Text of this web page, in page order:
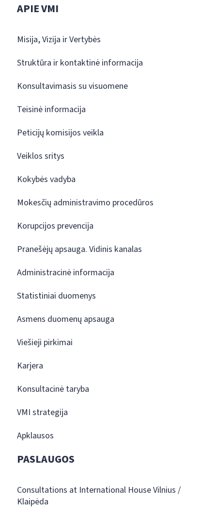
APIE VMI
Misija, Vizija ir Vertybės
Struktūra ir kontaktinė informacija
Konsultavimasis su visuomene
Teisinė informacija
Peticijų komisijos veikla
Veiklos sritys
Kokybės vadyba
Mokesčių administravimo procedūros
Korupcijos prevencija
Pranešėjų apsauga. Vidinis kanalas
Administracinė informacija
Statistiniai duomenys
Asmens duomenų apsauga
Viešieji pirkimai
Karjera
Konsultacinė taryba
VMI strategija
Apklausos
PASLAUGOS
Consultations at International House Vilnius /
Klaipėda